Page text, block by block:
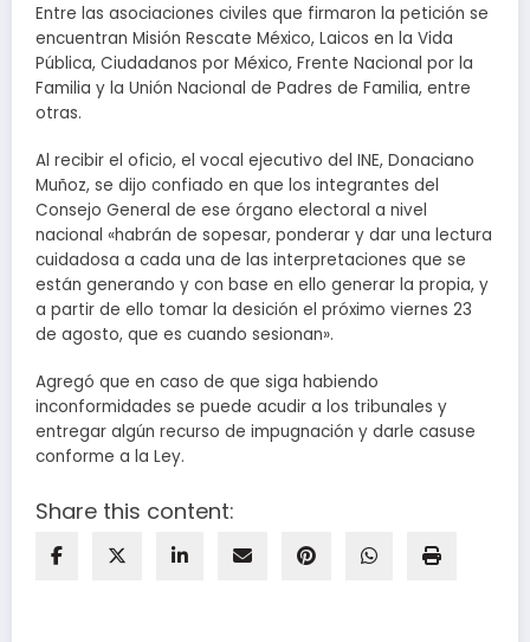
Entre las asociaciones civiles que firmaron la petición se
encuentran Misión Rescate México, Laicos en la Vida
Pública, Ciudadanos por México, Frente Nacional por la
Familia y la Unión Nacional de Padres de Familia, entre
otras.
Al recibir el oficio, el vocal ejecutivo del INE, Donaciano
Muñoz, se dijo confiado en que los integrantes del
Consejo General de ese órgano electoral a nivel
nacional «habrán de sopesar, ponderar y dar una lectura
cuidadosa a cada una de las interpretaciones que se
están generando y con base en ello generar la propia, y
a partir de ello tomar la desición el próximo viernes 23
de agosto, que es cuando sesionan».
Agregó que en caso de que siga habiendo
inconformidades se puede acudir a los tribunales y
entregar algún recurso de impugnación y darle casuse
conforme a la Ley.
Share this content: